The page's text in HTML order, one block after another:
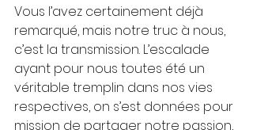
Vous l’avez certainement déjà
remarqué, mais notre truc à nous,
c’est la transmission. L’escalade
ayant pour nous toutes été un
véritable tremplin dans nos vies
respectives, on s’est données pour
mission de partager notre passion,